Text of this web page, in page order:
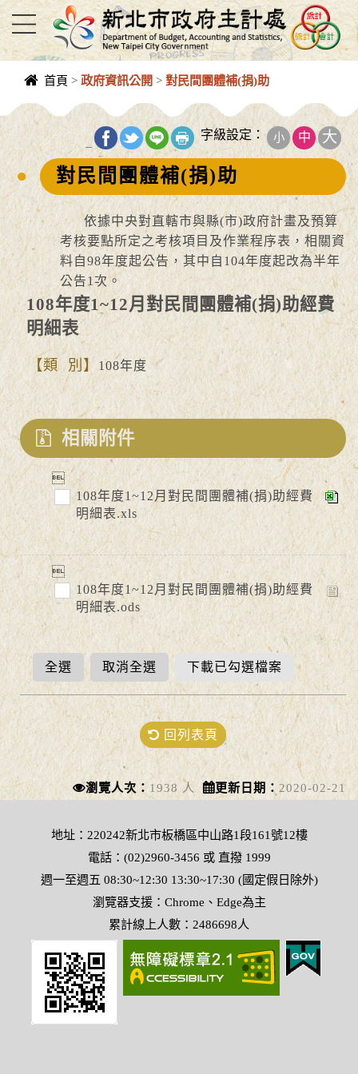
進入內容區塊
首頁 > 政府資訊公開 > 對民間團體補(捐)助
_
字級設定： 小 中 大
中央內容區
塊
對民間團體補(捐)助
依據中央對直轄市與縣(市)政府計畫及預算
考核要點所定之考核項目及作業程序表，相關資
料自98年度起公告，其中自104年度起改為半年
公告1次。
108年度1~12月對民間團體補(捐)助經費
明細表
類 別 108年度
相關附件
108年度1~12月對民間團體補(捐)助經費
明細表.xls
108年度1~12月對民間團體補(捐)助經費
明細表.ods
全選 取消全選 下載已勾選檔案
回列表頁
瀏覽人次：1938 人 更新日期： 2020-02-21
地址：220242新北市板橋區中山路1段161號12樓
電話：(02)2960-3456 或 直撥 1999
週一至週五 08:30~12:30 13:30~17:30 (國定假日除外)
瀏覽器支援：Chrome、Edge為主
累計線上人數：2486698人